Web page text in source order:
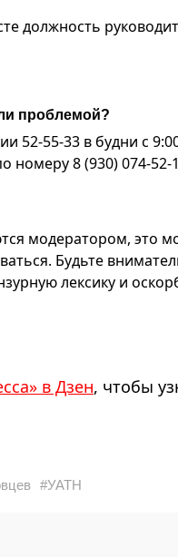
должность
проблемой?
52-55-33 в будни с
номеру 8 (930) 074-52-
модератором, это
Будьте
лексику и
в Дзен, чтобы
#УАТН